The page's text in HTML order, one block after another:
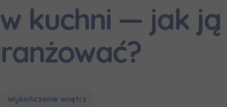
kuchni — jak ją
Wykończenie wnętrz